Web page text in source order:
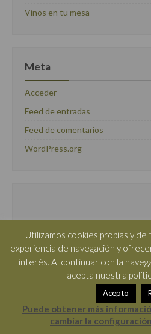
Vinos en tu mesa
Meta
Acceder
Feed de entradas
Feed de comentarios
WordPress.org
Helado cremoso de
elaborarlo.
Utilizamos cookies propias y
experiencia de navegación y
interés. Al continuar con la
acepta nuestra
Acepto
Puede obtener más
cambiar la